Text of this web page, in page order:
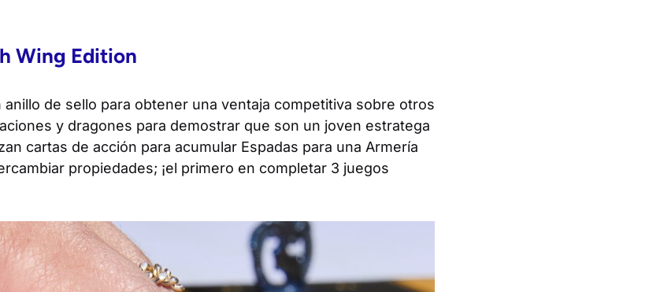
Wing Edition
de sello para obtener una ventaja competitiva sobre otros
y dragones para demostrar que son un joven estratega
cartas de acción para acumular Espadas para una Armería
propiedades; ¡el primero en completar 3 juegos